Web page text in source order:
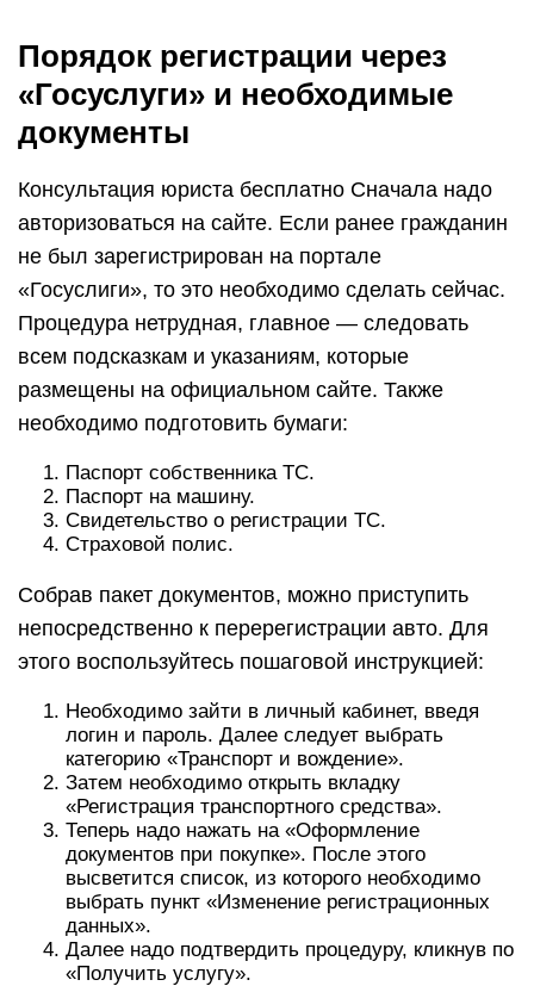
Порядок регистрации через
«Госуслуги» и необходимые
документы
Консультация юриста бесплатно Сначала надо
авторизоваться на сайте. Если ранее гражданин
не был зарегистрирован на портале
«Госуслиги», то это необходимо сделать сейчас.
Процедура нетрудная, главное — следовать
всем подсказкам и указаниям, которые
размещены на официальном сайте. Также
необходимо подготовить бумаги:
Паспорт собственника ТС.
Паспорт на машину.
Свидетельство о регистрации ТС.
Страховой полис.
Собрав пакет документов, можно приступить
непосредственно к перерегистрации авто. Для
этого воспользуйтесь пошаговой инструкцией:
Необходимо зайти в личный кабинет, введя
логин и пароль. Далее следует выбрать
категорию «Транспорт и вождение».
Затем необходимо открыть вкладку
«Регистрация транспортного средства».
Теперь надо нажать на «Оформление
документов при покупке». После этого
высветится список, из которого необходимо
выбрать пункт «Изменение регистрационных
данных».
Далее надо подтвердить процедуру, кликнув по
«Получить услугу».